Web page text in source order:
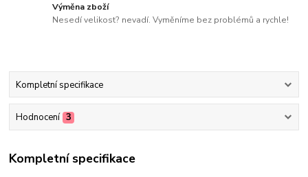
Výměna zboží
Nesedí velikost? nevadí. Vyměníme bez problémů a rychle!
Kompletní specifikace
Hodnocení 3
Kompletní specifikace